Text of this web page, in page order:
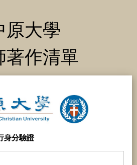
原大學
著作清單
身分驗證